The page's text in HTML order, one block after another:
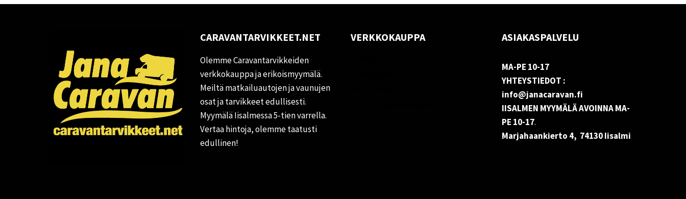
CARAVANTARVIKKEET.NET
Olemme Caravantarvikkeiden
verkkokauppa ja erikoismyymälä.
Meiltä matkailuautojen ja vaunujen
osat ja tarvikkeet edullisesti.
Myymälä Iisalmessa 5-tien varrella.
Vertaa hintoja, olemme taatusti
edullinen!
VERKKOKAUPPA ASIAKASPALVELU
MA-PE 10-17
YHTEYSTIEDOT :
info@janacaravan.fi
IISALMEN MYYMÄLÄ AVOINNA MA-
PE 10-17.
Marjahaankierto 4, 74130 Iisalmi